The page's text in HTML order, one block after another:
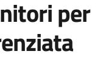
per